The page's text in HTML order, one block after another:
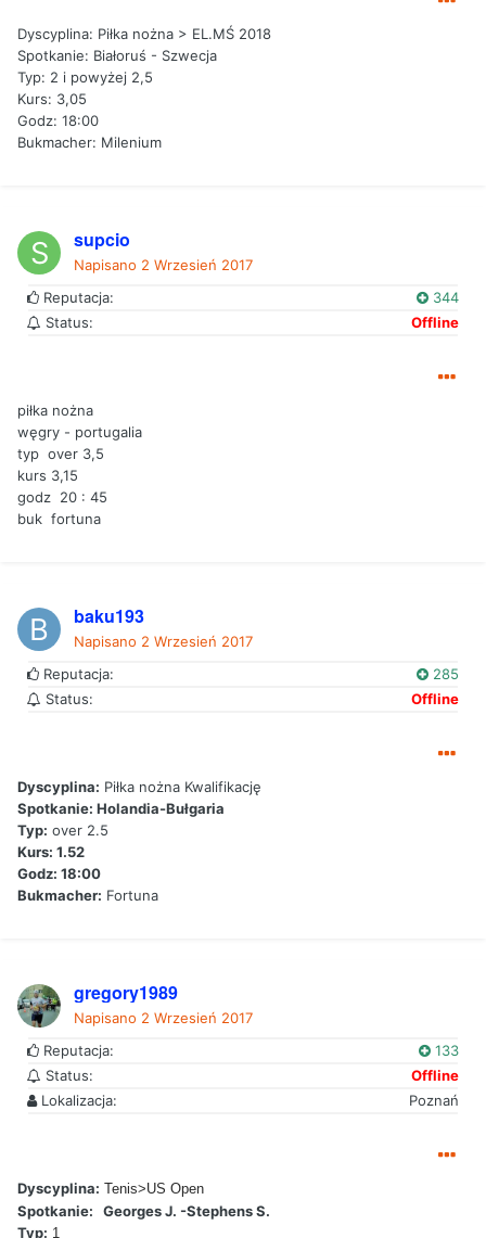
Dyscyplina: Piłka nożna > EL.MŚ 2018
Spotkanie: Białoruś - Szwecja
Typ: 2 i powyżej 2,5
Kurs: 3,05
Godz: 18:00
Bukmacher: Milenium
supcio
Napisano 2 Wrzesień 2017
Reputacja:
344
Status:
Offline
piłka nożna
węgry - portugalia
typ over 3,5
kurs 3,15
godz 20 : 45
buk fortuna
baku193
Napisano 2 Wrzesień 2017
Reputacja:
285
Status:
Offline
Dyscyplina: Piłka nożna Kwalifikację
Spotkanie: Holandia-Bułgaria
Typ: over 2.5
Kurs: 1.52
Godz: 18:00
Bukmacher: Fortuna
gregory1989
Napisano 2 Wrzesień 2017
Reputacja:
133
Status:
Offline
Lokalizacja:
Poznań
Dyscyplina: Tenis>US Open
Spotkanie: Georges J. -Stephens S.
Typ: 1